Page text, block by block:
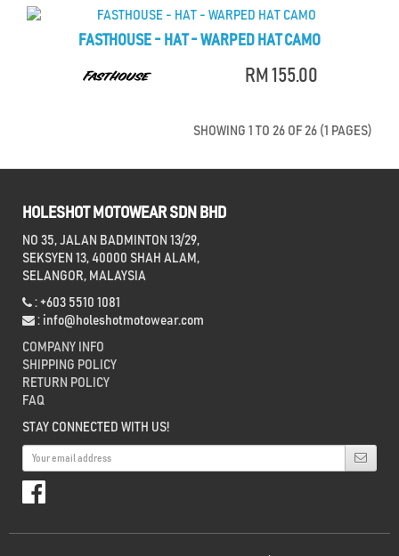
FASTHOUSE - HAT - WARPED HAT CAMO
RM 155.00
SHOWING 1 TO 26 OF 26 (1 PAGES)
HOLESHOT MOTOWEAR SDN BHD
NO 35, JALAN BADMINTON 13/29,
SEKSYEN 13, 40000 SHAH ALAM,
SELANGOR, MALAYSIA
: +603 5510 1081
: info@holeshotmotowear.com
COMPANY INFO
SHIPPING POLICY
RETURN POLICY
FAQ
STAY CONNECTED WITH US!